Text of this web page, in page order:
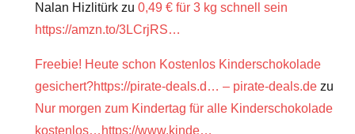
Nalan Hizlitürk zu 0,49 € für 3 kg schnell sein
https://amzn.to/3LCrjRS…
Freebie! Heute schon Kostenlos Kinderschokolade
gesichert?https://pirate-deals.d… – pirate-deals.de zu
Nur morgen zum Kindertag für alle Kinderschokolade
kostenlos…https://www.kinde…